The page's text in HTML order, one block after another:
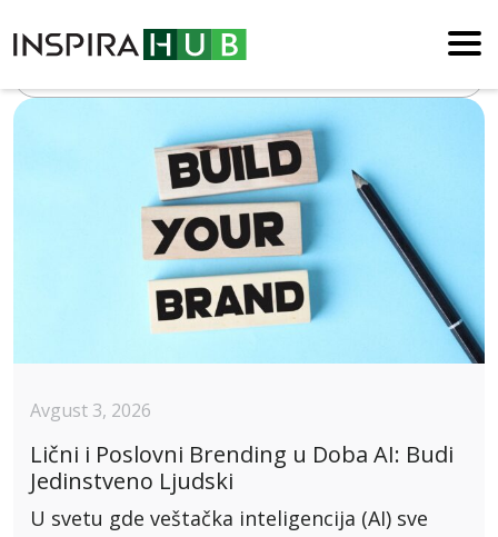
Blog
Avgust 3, 2026
Lični i Poslovni Brending u Doba AI: Budi
Jedinstveno Ljudski
U svetu gde veštačka inteligencija (AI) sve